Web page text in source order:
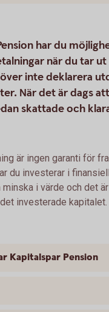
har du
när du tar
inte deklarera
När det är dags
skattade och
är ingen garanti för
du investerar i
minska i värde och det
investerade kapitalet.
Kapitalspar Pension